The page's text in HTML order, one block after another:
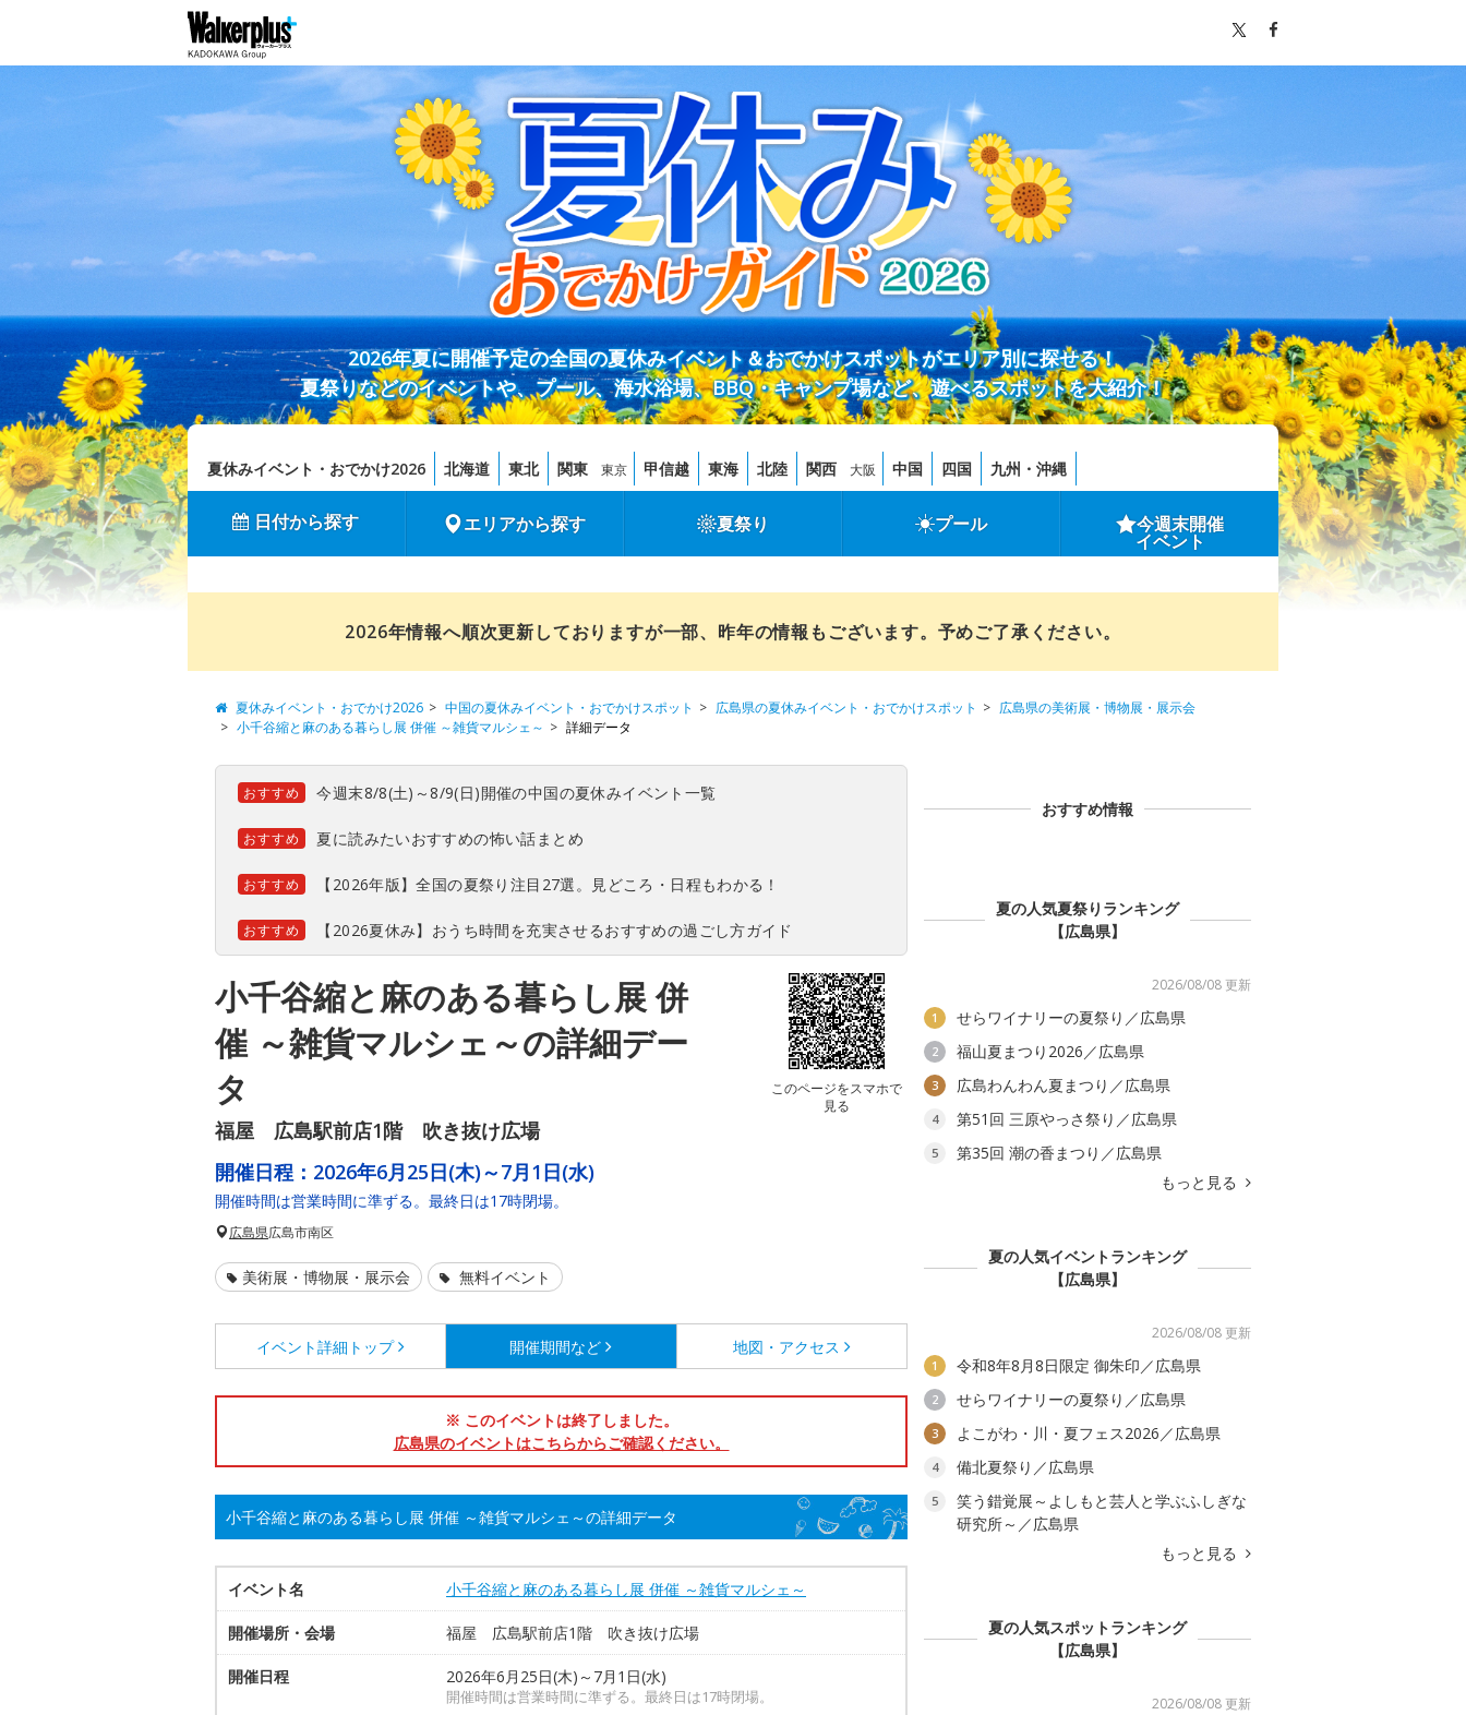
2026年夏に開催予定の全国の夏休みイベント＆おでかけスポットがエリア別に探せる！
夏祭りなどのイベントや、プール、海水浴場、BBQ・キャンプ場など、遊べるスポットを大紹介！
夏休みイベント・おでかけ2026 北海道 東北 関東 東京 甲信越 東海 北陸 関西 大阪 中国 四国 九州・沖縄
日付から探す エリアから探す 夏祭り プール 今週末開催
イベント
2026年情報へ順次更新しておりますが一部、昨年の情報もございます。予めご了承ください。
夏休みイベント・おでかけ2026 中国の夏休みイベント・おでかけスポット 広島県の夏休みイベント・おでかけスポット
広島県の美術展・博物展・展示会
小千谷縮と麻のある暮らし展 併催 ～雑貨マルシェ～
詳細データ
おすすめ 今週末8/8(土)～8/9(日)開催の中国の夏休みイベント一覧
おすすめ 夏に読みたいおすすめの怖い話まとめ
おすすめ 【2026年版】全国の夏祭り注目27選。見どころ・日程もわかる！
おすすめ 【2026夏休み】おうち時間を充実させるおすすめの過ごし方ガイド
小千谷縮と麻のある暮らし展 併
催 ～雑貨マルシェ～の詳細デー
タ
福屋 広島駅前店1階 吹き抜け広場
このページをスマホで
見る
開催日程： 2026年6月25日(木)～7月1日(水)
開催時間は営業時間に準ずる。最終日は17時閉場。
広島県広島市南区
美術展・博物展・展示会 無料イベント
イベント詳細 トップ 開催期間など 地図・アクセス
※ このイベントは終了しました。
広島県のイベントはこちらからご確認ください。
小千谷縮と麻のある暮らし展 併催 ～雑貨マルシェ～の詳細データ
イベント名 小千谷縮と麻のある暮らし展 併催 ～雑貨マルシェ～
開催場所・会場 福屋 広島駅前店1階 吹き抜け広場
開催日程 2026年6月25日(木)～7月1日(水)
開催時間は営業時間に準ずる。最終日は17時閉場。
おすすめ情報
夏の人気夏祭りランキング
【広島県】
2026/08/08 更新
1 せらワイナリーの夏祭り／広島県
2 福山夏まつり2026／広島県
3 広島わんわん夏まつり／広島県
4 第51回 三原やっさ祭り／広島県
5
第35回 潮の香まつり／広島県
もっと見る
夏の人気イベントランキング
【広島県】
2026/08/08 更新
1 令和8年8月8日限定 御朱印／広島県
2 せらワイナリーの夏祭り／広島県
3 よこがわ・川・夏フェス2026／広島県
4 備北夏祭り／広島県
5
笑う錯覚展～よしもと芸人と学ぶふしぎな
研究所～／広島県
もっと見る
夏の人気スポットランキング
【広島県】
2026/08/08 更新